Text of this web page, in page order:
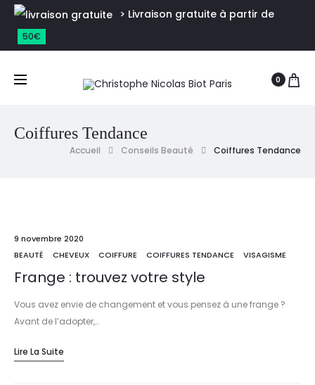
> Livraison gratuite à partir de
50€
0
Coiffures Tendance
Accueil Conseils Beauté Coiffures Tendance
9 novembre 2020
BEAUTÉ
CHEVEUX COIFFURE COIFFURES TENDANCE VISAGISME
Frange : trouvez votre style
Vous avez envie de changement et vous pensez à une frange ?
Avant de l’adopter,…
Lire La Suite